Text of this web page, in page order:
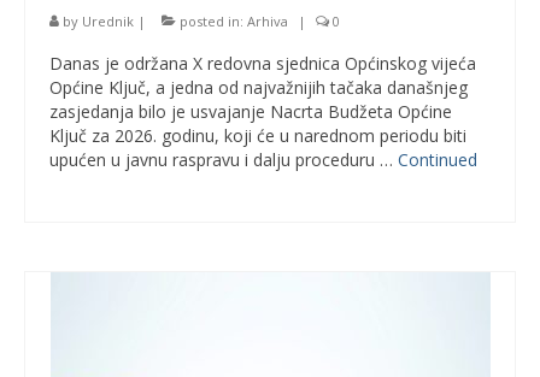
by Urednik | posted in: Arhiva | 0
Danas je održana X redovna sjednica Općinskog vijeća
Općine Ključ, a jedna od najvažnijih tačaka današnjeg
zasjedanja bilo je usvajanje Nacrta Budžeta Općine
Ključ za 2026. godinu, koji će u narednom periodu biti
upućen u javnu raspravu i dalju proceduru … Continued